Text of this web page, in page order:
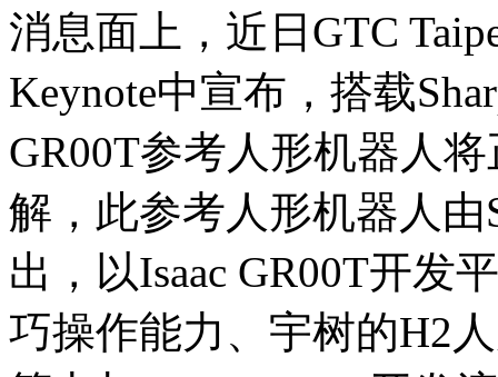
消息面上，近日GTC
Keynote中宣布，搭载
GR00T参考人形机器人
解，此参考人形机器人
出，以Isaac GR00T开发
巧操作能力、宇树的H2